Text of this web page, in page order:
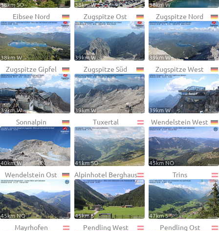
38km SO 38km W 38km W
Eibsee Nord
38km W
Zugspitze Ost
39km W
Zugspitze Nord
39km W
Zugspitze Gipfel
39km W
Zugspitze Süd
39km W
Zugspitze West
39km W
Sonnalpin
40km W
Tuxertal
41km SO
Wendelstein West
45km NO
Wendelstein Ost
45km NO
Alpinhotel Berghaus
45km S
Trins
47km S
Mayrhofen Pendling West Pendling Ost